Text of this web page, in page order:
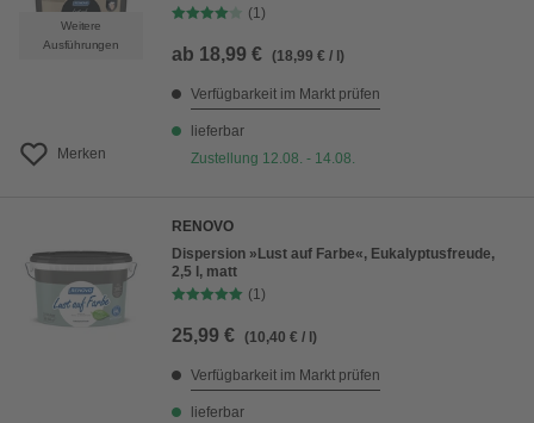
Weitere
Ausführungen
Merken
(1)
ab 18,99 € (18,99 € / l)
Verfügbarkeit im Markt prüfen
lieferbar
Zustellung 12.08. - 14.08.
RENOVO
Dispersion »Lust auf Farbe«, Eukalyptusfreude,
2,5 l, matt
(1)
25,99 € (10,40 € / l)
Verfügbarkeit im Markt prüfen
lieferbar